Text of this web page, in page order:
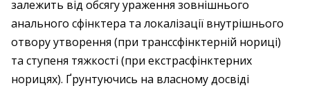
залежить від обсягу ураження зовнішнього
анального сфінктера та локалізації внутрішнього
отвору утворення (при транссфінктерній нориці)
та ступеня тяжкості (при екстрасфінктерних
норицях). Ґрунтуючись на власному досвіді